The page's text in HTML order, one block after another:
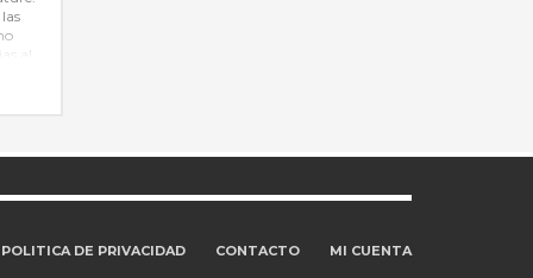
al
POLITICA DE PRIVACIDAD CONTACTO MI CUENTA